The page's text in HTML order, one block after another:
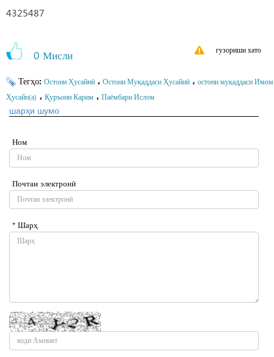
4325487
0 Мисли гузориши хато
Тегҳо: Остони Ҳусайнӣ ، Остони Муқаддаси Ҳусайнӣ ، остони муқаддаси Имом
Ҳусайн(а) ، Қуръони Карим ، Паёмбари Ислом
шарҳи шумо
Ном
Почтаи электронӣ
* Шарҳ